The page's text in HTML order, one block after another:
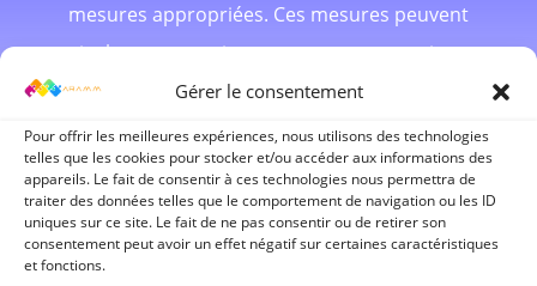
Gérer le consentement
Pour offrir les meilleures expériences, nous utilisons des technologies
telles que les cookies pour stocker et/ou accéder aux informations des
appareils. Le fait de consentir à ces technologies nous permettra de
traiter des données telles que le comportement de navigation ou les ID
uniques sur ce site. Le fait de ne pas consentir ou de retirer son
consentement peut avoir un effet négatif sur certaines caractéristiques
et fonctions.
mesures appropriées. Ces mesures peuvent
inclure un avertissement, une suspension
temporaire ou la révocation de l’adhésion.